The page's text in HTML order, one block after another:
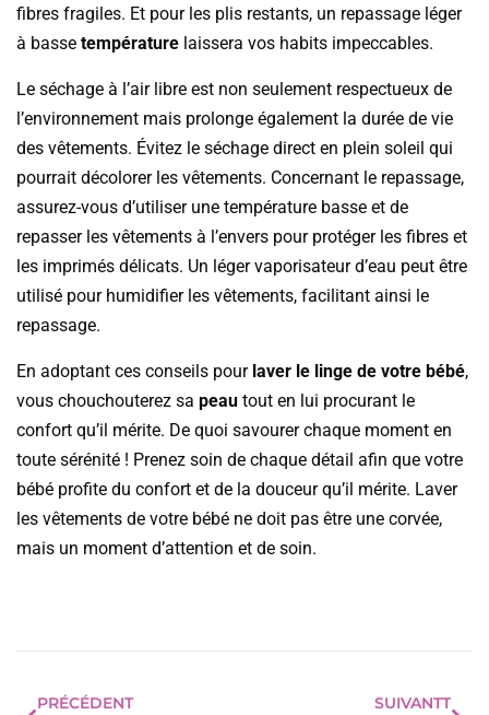
fibres fragiles. Et pour les plis restants, un repassage léger
à basse température laissera vos habits impeccables.
Le séchage à l’air libre est non seulement respectueux de
l’environnement mais prolonge également la durée de vie
des vêtements. Évitez le séchage direct en plein soleil qui
pourrait décolorer les vêtements. Concernant le repassage,
assurez-vous d’utiliser une température basse et de
repasser les vêtements à l’envers pour protéger les fibres et
les imprimés délicats. Un léger vaporisateur d’eau peut être
utilisé pour humidifier les vêtements, facilitant ainsi le
repassage.
En adoptant ces conseils pour laver le linge de votre bébé,
vous chouchouterez sa peau tout en lui procurant le
confort qu’il mérite. De quoi savourer chaque moment en
toute sérénité ! Prenez soin de chaque détail afin que votre
bébé profite du confort et de la douceur qu’il mérite. Laver
les vêtements de votre bébé ne doit pas être une corvée,
mais un moment d’attention et de soin.
PRÉCÉDENT SUIVANTT